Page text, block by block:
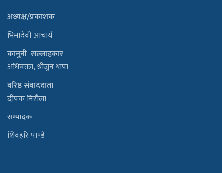
अध्यक्ष/प्रकाशक
भिमादेवी आचार्य
कानुनी सल्लाहकार
अधिबक्ता, श्रीजुन थापा
वरिष्ठ संवाददाता
दीपक निरौला
सम्पादक
शिवहरि पाण्डे